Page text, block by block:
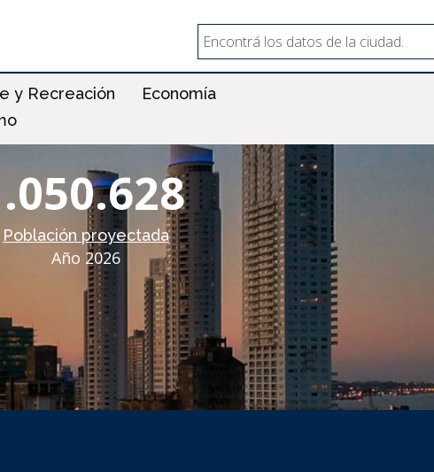
Buscar
Search
y Recreación
Economía
Población proyectada
Año 2026